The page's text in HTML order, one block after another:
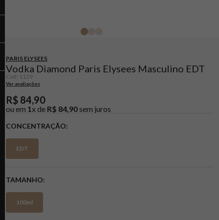
PARIS ELYSEES
Vodka Diamond Paris Elysees Masculino EDT
Cod: 1129
Ver avaliações
R$ 84,90
ou em 1x de R$ 84,90 sem juros
CONCENTRAÇÃO
EDT
TAMANHO
100ml